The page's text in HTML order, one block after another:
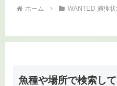
ホーム WANTED 捕獲状
魚種や場所で検索し